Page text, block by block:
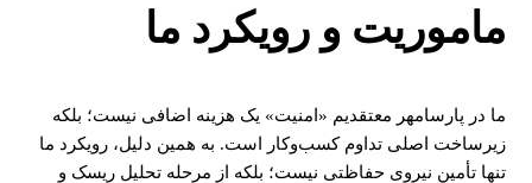
ماموریت و رویکرد ما
ما در پارسامهر معتقدیم «امنیت» یک هزینه اضافی نیست؛ بلکه
زیرساخت اصلی تداوم کسب‌وکار است. به همین دلیل، رویکرد ما
تنها تأمین نیروی حفاظتی نیست؛ بلکه از مرحله تحلیل ریسک و